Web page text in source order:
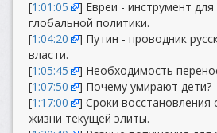
[1:01:05
] Евреи - инструмент
глобальной политики.
[1:04:20
] Путин - проводник
власти.
[1:05:45
] Необходимость
[1:07:50
] Почему умирают дети?
[1:17:00
] Сроки восстановления
жизни текущей элиты.